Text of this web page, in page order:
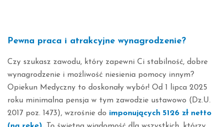
Pewna praca i atrakcyjne wynagrodzenie?
Czy szukasz zawodu, który zapewni Ci stabilność, dobre
wynagrodzenie i możliwość niesienia pomocy innym?
Opiekun Medyczny to doskonały wybór! Od 1 lipca 2025
roku minimalna pensja w tym zawodzie ustawowo (Dz.U.
2017 poz. 1473), wzrośnie do imponujących 5126 zł netto